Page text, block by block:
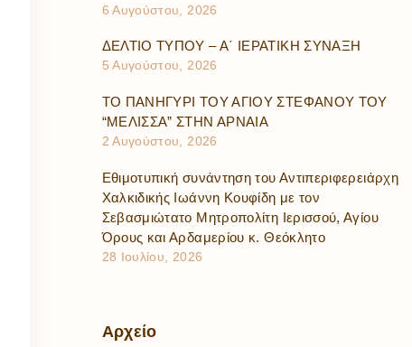
6 Αυγούστου, 2026
ΔΕΛΤΙΟ ΤΥΠΟΥ – Α΄ ΙΕΡΑΤΙΚΗ ΣΥΝΑΞΗ
5 Αυγούστου, 2026
ΤΟ ΠΑΝΗΓΥΡΙ ΤΟΥ ΑΓΙΟΥ ΣΤΕΦΑΝΟΥ ΤΟΥ
“ΜΕΛΙΣΣΑ” ΣΤΗΝ ΑΡΝΑΙΑ
2 Αυγούστου, 2026
Εθιμοτυπική συνάντηση του Αντιπεριφερειάρχη
Χαλκιδικής Ιωάννη Κουφίδη με τον
Σεβασμιώτατο Μητροπολίτη Ιερισσού, Αγίου
Όρους και Αρδαμερίου κ. Θεόκλητο
28 Ιουλίου, 2026
Αρχείο